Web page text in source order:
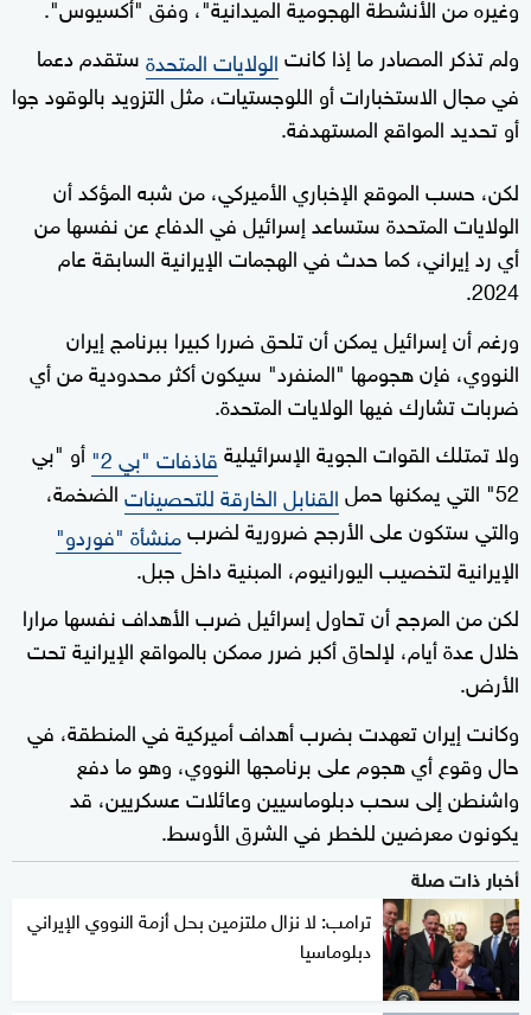
ولم تذكر المصادر ما إذا كانتالولايات المتحدةستقدم دعما
في مجال الاستخبارات أو اللوجستيات، مثل التزويد بالوقود جوا
أو تحديد المواقع المستهدفة.
لكن، حسب الموقع الإخباري الأميركي، من شبه المؤكد أن
الولايات المتحدة ستساعد إسرائيل في الدفاع عن نفسها من
أي رد إيراني، كما حدث في الهجمات الإيرانية السابقة عام
2024.
ورغم أن إسرائيل يمكن أن تلحق ضررا كبيرا ببرنامج إيران
النووي، فإن هجومها "المنفرد" سيكون أكثر محدودية من أي
ضربات تشارك فيها الولايات المتحدة.
ولا تمتلك القوات الجوية الإسرائيليةقاذفات "بي 2"
أو "بي
52" التي يمكنها حمل
القنابل الخارقة للتحصيناتالضخمة،
والتي ستكون على الأرجح ضرورية لضربمنشأة "فوردو"
الإيرانية لتخصيب اليورانيوم، المبنية داخل جبل.
لكن من المرجح أن تحاول إسرائيل ضرب الأهداف نفسها مرارا
خلال عدة أيام، لإلحاق أكبر ضرر ممكن بالمواقع الإيرانية تحت
الأرض.
وكانت إيران تعهدت بضرب أهداف أميركية في المنطقة، في
حال وقوع أي هجوم على برنامجها النووي، وهو ما دفع
واشنطن إلى سحب دبلوماسيين وعائلات عسكريين، قد
يكونون معرضين للخطر في الشرق الأوسط.
أخبار ذات صلة
ترامب: لا نزال ملتزمين بحل أزمة النووي الإيراني
دبلوماسيا